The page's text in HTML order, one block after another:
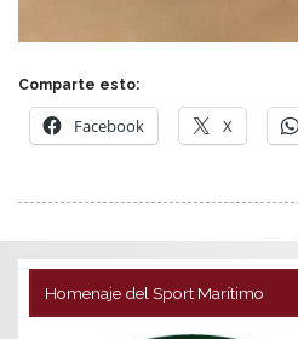
Comparte esto:
Facebook X
Homenaje del Sport Marítimo